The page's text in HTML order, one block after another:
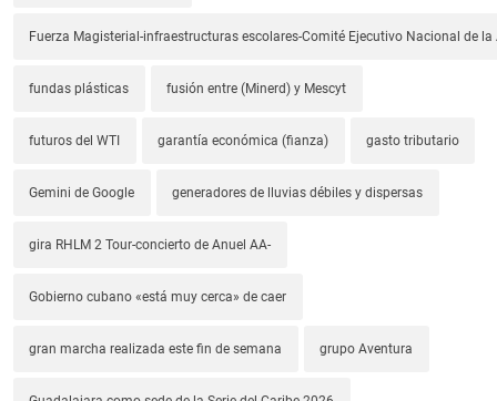
Fuerza Magisterial-infraestructuras escolares-Comité Ejecutivo Nacional de la
fundas plásticas fusión entre (Minerd) y Mescyt
futuros del WTI garantía económica (fianza) gasto tributario
Gemini de Google generadores de lluvias débiles y dispersas
gira RHLM 2 Tour-concierto de Anuel AA-
Gobierno cubano «está muy cerca» de caer
gran marcha realizada este fin de semana grupo Aventura